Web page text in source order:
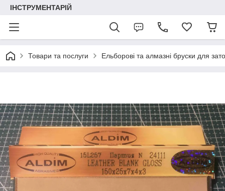
ІНСТРУМЕНТАРІЙ
Товари та послуги Ельборові та алмазні бруски для